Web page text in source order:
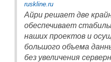
ruskline.ru
Айри решает две
обеспечивает
наших проектов и
большого объема
без увеличения